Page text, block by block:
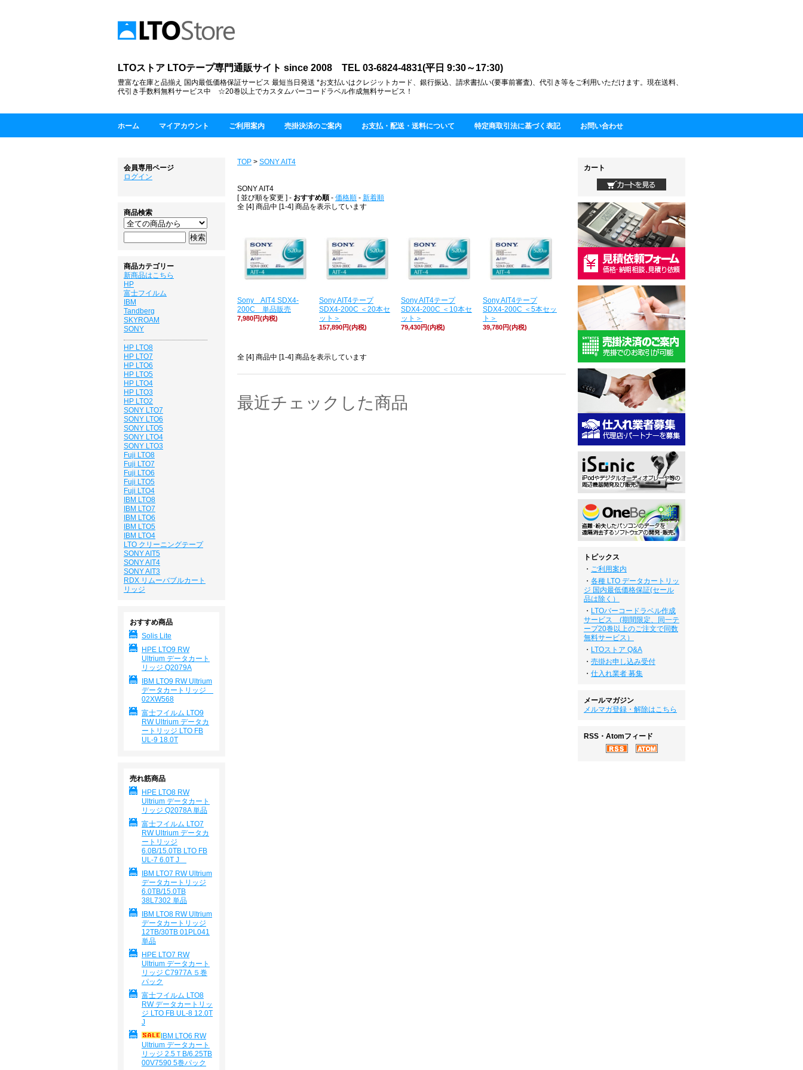
LTOストア LTOテープ専門通販サイト since 2008 TEL 03-6824-4831(平日 9:30～17:30)
豊富な在庫と品揃え 国内最低価格保証サービス 最短当日発送 *お支払いはクレジットカード、銀行振込、請求書払い(要事前審査)、代引き等をご利用いただけます。現在送料、
代引き手数料無料サービス中 ☆20巻以上でカスタムバーコードラベル作成無料サービス！
ホーム マイアカウント ご利用案内 売掛決済のご案内 お支払・配送・送料について 特定商取引法に基づく表記 お問い合わせ
TOP > SONY AIT4
SONY AIT4
[ 並び順を変更 ] - おすすめ順 - 価格順 - 新着順
全 [4] 商品中 [1-4] 商品を表示しています
Sony AIT4 SDX4-
200C 単品販売
7,980円(内税)
Sony AIT4テープ
SDX4-200C ＜20本セ
ット＞
157,890円(内税)
Sony AIT4テープ
SDX4-200C ＜10本セ
ット＞
79,430円(内税)
Sony AIT4テープ
SDX4-200C ＜5本セッ
ト＞
39,780円(内税)
全 [4] 商品中 [1-4] 商品を表示しています
最近チェックした商品
会員専用ページ
ログイン
商品検索
商品カテゴリー
新商品はこちら
HP
富士フイルム
IBM
Tandberg
SKYROAM
SONY
HP LTO8
HP LTO7
HP LTO6
HP LTO5
HP LTO4
HP LTO3
HP LTO2
SONY LTO7
SONY LTO6
SONY LTO5
SONY LTO4
SONY LTO3
Fuji LTO8
Fuji LTO7
Fuji LTO6
Fuji LTO5
Fuji LTO4
IBM LTO8
IBM LTO7
IBM LTO6
IBM LTO5
IBM LTO4
LTO クリーニングテープ
SONY AIT5
SONY AIT4
SONY AIT3
RDX リムーバブルカート
リッジ
おすすめ商品
Solis Lite
HPE LTO9 RW
Ultrium データカート
リッジ Q2079A
IBM LTO9 RW Ultrium
データカートリッジ
02XW568
富士フイルム LTO9
RW Ultrium データカ
ートリッジ LTO FB
UL-9 18.0T
売れ筋商品
HPE LTO8 RW
Ultrium データカート
リッジ Q2078A 単品
富士フイルム LTO7
RW Ultrium データカ
ートリッジ
6.0B/15.0TB LTO FB
UL-7 6.0T J
IBM LTO7 RW Ultrium
データカートリッジ
6.0TB/15.0TB
38L7302 単品
IBM LTO8 RW Ultrium
データカートリッジ
12TB/30TB 01PL041
単品
HPE LTO7 RW
Ultrium データカート
リッジ C7977A ５巻
パック
富士フイルム LTO8
RW データカートリッ
ジ LTO FB UL-8 12.0T
J
IBM LTO6 RW
Ultrium データカート
リッジ 2.5ＴB/6.25TB
00V7590 5巻パック
カート
トピックス
・ ご利用案内
・ 各種 LTO データカートリッ
ジ 国内最低価格保証(セール
品は除く）
・ LTOバーコードラベル作成
サービス (期間限定、同一テ
ープ20巻以上のご注文で同数
無料サービス）
・ LTOストア Q&A
・ 売掛お申し込み受付
・ 仕入れ業者 募集
メールマガジン
メルマガ登録・解除はこちら
RSS・Atomフィード